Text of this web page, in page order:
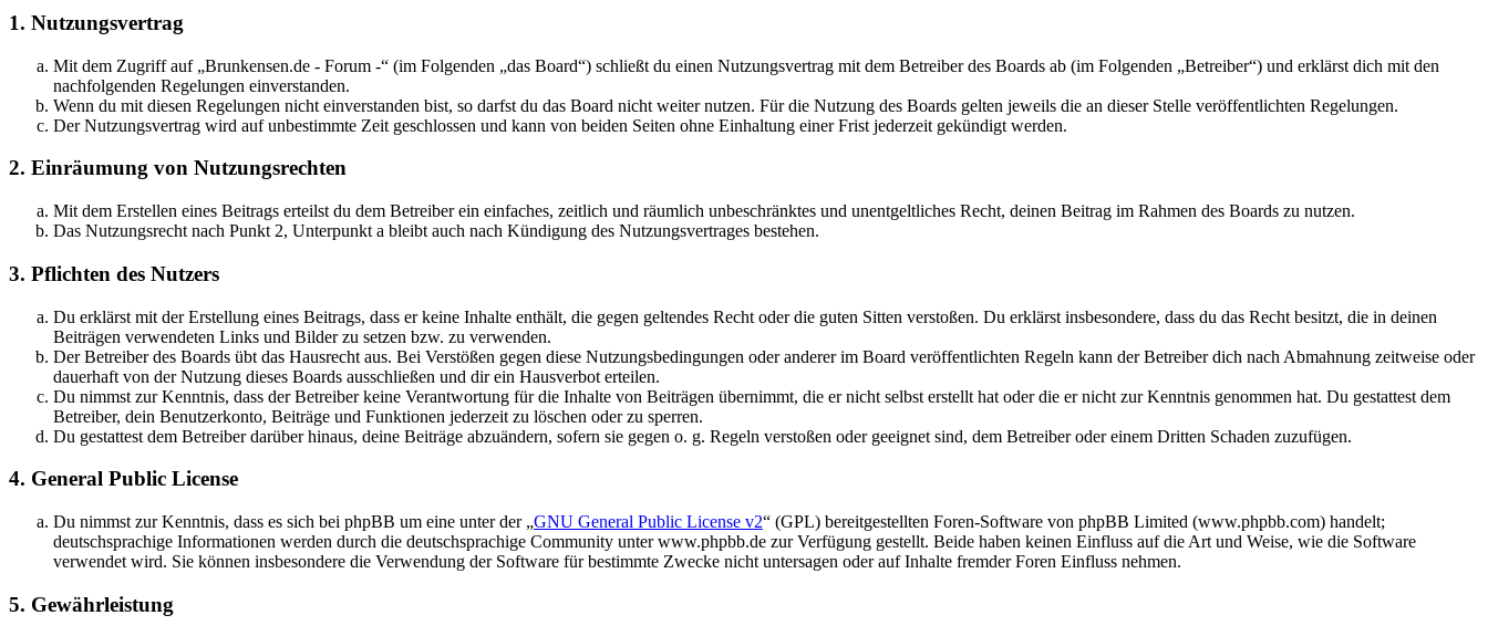
1. Nutzungsvertrag
Mit dem Zugriff auf „Brunkensen.de - Forum -“ (im Folgenden „das Board“) schließt du einen Nutzungsvertrag mit dem Betreiber des Boards ab (im Folgenden „Betreiber“) und erklärst dich mit den
nachfolgenden Regelungen einverstanden.
Wenn du mit diesen Regelungen nicht einverstanden bist, so darfst du das Board nicht weiter nutzen. Für die Nutzung des Boards gelten jeweils die an dieser Stelle veröffentlichten Regelungen.
Der Nutzungsvertrag wird auf unbestimmte Zeit geschlossen und kann von beiden Seiten ohne Einhaltung einer Frist jederzeit gekündigt werden.
2. Einräumung von Nutzungsrechten
Mit dem Erstellen eines Beitrags erteilst du dem Betreiber ein einfaches, zeitlich und räumlich unbeschränktes und unentgeltliches Recht, deinen Beitrag im Rahmen des Boards zu nutzen.
Das Nutzungsrecht nach Punkt 2, Unterpunkt a bleibt auch nach Kündigung des Nutzungsvertrages bestehen.
3. Pflichten des Nutzers
Du erklärst mit der Erstellung eines Beitrags, dass er keine Inhalte enthält, die gegen geltendes Recht oder die guten Sitten verstoßen. Du erklärst insbesondere, dass du das Recht besitzt, die in deinen
Beiträgen verwendeten Links und Bilder zu setzen bzw. zu verwenden.
Der Betreiber des Boards übt das Hausrecht aus. Bei Verstößen gegen diese Nutzungsbedingungen oder anderer im Board veröffentlichten Regeln kann der Betreiber dich nach Abmahnung zeitweise oder
dauerhaft von der Nutzung dieses Boards ausschließen und dir ein Hausverbot erteilen.
Du nimmst zur Kenntnis, dass der Betreiber keine Verantwortung für die Inhalte von Beiträgen übernimmt, die er nicht selbst erstellt hat oder die er nicht zur Kenntnis genommen hat. Du gestattest dem
Betreiber, dein Benutzerkonto, Beiträge und Funktionen jederzeit zu löschen oder zu sperren.
Du gestattest dem Betreiber darüber hinaus, deine Beiträge abzuändern, sofern sie gegen o. g. Regeln verstoßen oder geeignet sind, dem Betreiber oder einem Dritten Schaden zuzufügen.
4. General Public License
Du nimmst zur Kenntnis, dass es sich bei phpBB um eine unter der „GNU General Public License v2“ (GPL) bereitgestellten Foren-Software von phpBB Limited (www.phpbb.com) handelt;
deutschsprachige Informationen werden durch die deutschsprachige Community unter www.phpbb.de zur Verfügung gestellt. Beide haben keinen Einfluss auf die Art und Weise, wie die Software
verwendet wird. Sie können insbesondere die Verwendung der Software für bestimmte Zwecke nicht untersagen oder auf Inhalte fremder Foren Einfluss nehmen.
5. Gewährleistung